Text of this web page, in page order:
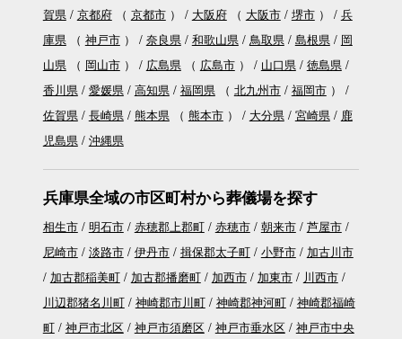
賀県 京都府（ 京都市） 大阪府（ 大阪市 堺市）
兵
庫県（ 神戸市） 奈良県 和歌山県 鳥取県 島根県
岡
山県（ 岡山市） 広島県（ 広島市） 山口県
徳島県
香川県
愛媛県 高知県 福岡県（ 北九州市 福岡市）
佐賀県
長崎県 熊本県（ 熊本市） 大分県 宮崎県
鹿
児島県
沖縄県
兵庫県全域の市区町村から葬儀場を探す
相生市 明石市 赤穂郡上郡町 赤穂市 朝来市
芦屋市
尼崎市
淡路市 伊丹市 揖保郡太子町 小野市
加古川市
加古郡稲美町
加古郡播磨町 加西市 加東市
川西市
川辺郡猪名川町
神崎郡市川町 神崎郡神河町
神崎郡福崎
町
神戸市北区 神戸市須磨区 神戸市垂水区
神戸市中央